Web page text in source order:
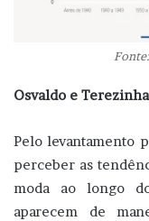
Osvaldo e
Pelo levantamento
perceber as
moda ao longo
aparecem de